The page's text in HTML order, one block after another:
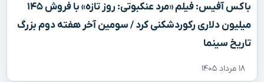
باکس آفیس: فیلم «مرد عنکبوتی: روز تازه» با فروش ۱۴۵
میلیون دلاری رکوردشکنی کرد / سومین آخر هفته دوم بزرگ
تاریخ سینما
۱۸ مرداد ۱۴۰۵